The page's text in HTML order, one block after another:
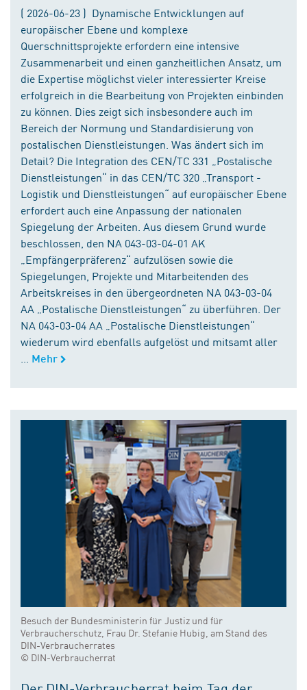
( 2026-06-23 ) Dynamische Entwicklungen auf
europäischer Ebene und komplexe
Querschnittsprojekte erfordern eine intensive
Zusammenarbeit und einen ganzheitlichen Ansatz, um
die Expertise möglichst vieler interessierter Kreise
erfolgreich in die Bearbeitung von Projekten einbinden
zu können. Dies zeigt sich insbesondere auch im
Bereich der Normung und Standardisierung von
postalischen Dienstleistungen. Was ändert sich im
Detail? Die Integration des CEN/TC 331 „Postalische
Dienstleistungen“ in das CEN/TC 320 „Transport -
Logistik und Dienstleistungen“ auf europäischer Ebene
erfordert auch eine Anpassung der nationalen
Spiegelung der Arbeiten. Aus diesem Grund wurde
beschlossen, den NA 043-03-04-01 AK
„Empfängerpräferenz“ aufzulösen sowie die
Spiegelungen, Projekte und Mitarbeitenden des
Arbeitskreises in den übergeordneten NA 043-03-04
AA „Postalische Dienstleistungen“ zu überführen. Der
NA 043-03-04 AA „Postalische Dienstleistungen“
wiederum wird ebenfalls aufgelöst und mitsamt aller
Mehr
Besuch der Bundesministerin für Justiz und für
Verbraucherschutz, Frau Dr. Stefanie Hubig, am Stand des
DIN-Verbraucherrates
© DIN-Verbraucherrat